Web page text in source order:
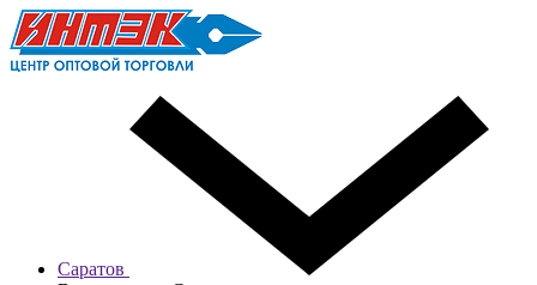
Саратов